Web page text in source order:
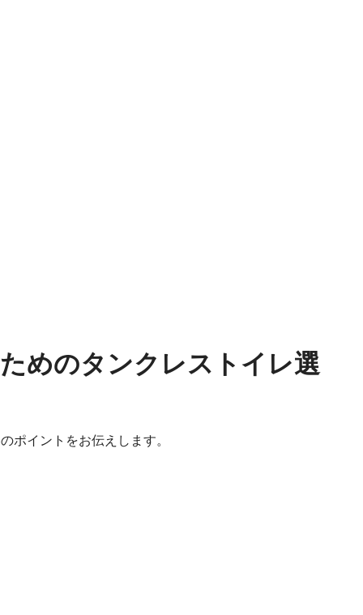
めのタンクレストイレ選
ポイントをお伝えします。